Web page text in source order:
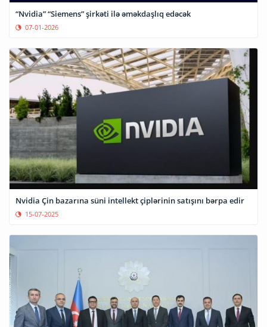
“Nvidia” “Siemens” şirkəti ilə əməkdaşlıq edəcək
07-01-2026
Nvidia Çin bazarına süni intellekt çiplərinin satışını bərpa edir
15-07-2025